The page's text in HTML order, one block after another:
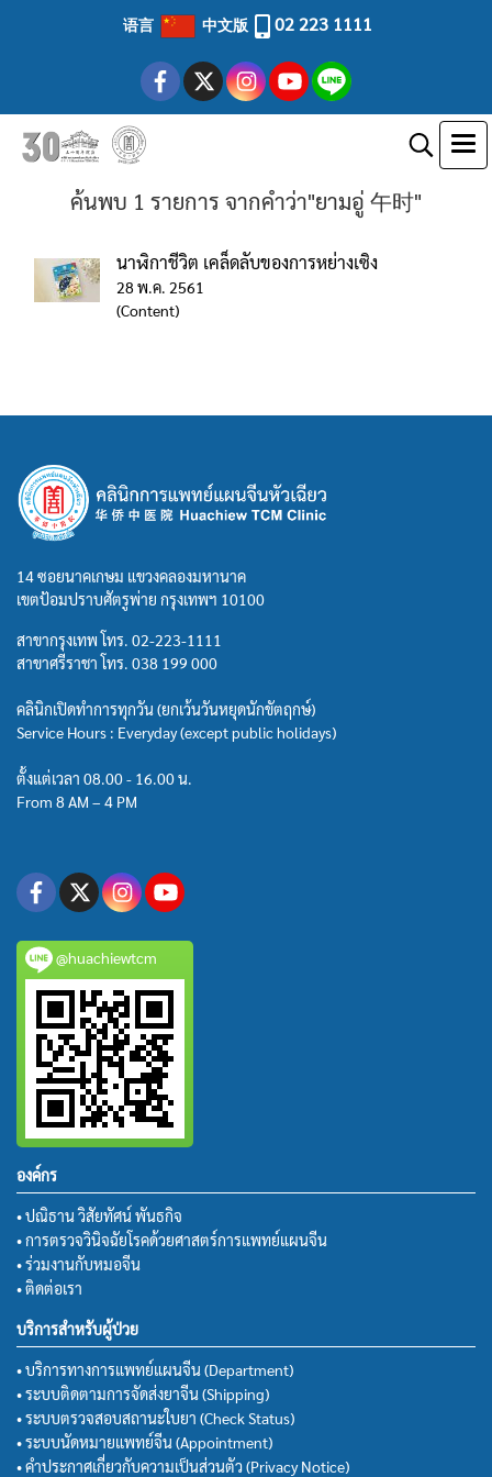
语言 中文版 02 223 1111
ค้นพบ 1 รายการ จากคำว่า"ยามอู่ 午时"
นาฬิกาชีวิต เคล็ดลับของการหย่างเซิง
28 พ.ค. 2561
(Content)
14 ซอยนาคเกษม แขวงคลองมหานาค
เขตป้อมปราบศัตรูพ่าย กรุงเทพฯ 10100
สาขากรุงเทพ โทร. 02-223-1111
สาขาศรีราชา โทร. 038 199 000
คลินิกเปิดทำการทุกวัน (ยกเว้นวันหยุดนักขัตฤกษ์)
Service Hours : Everyday (except public holidays)
ตั้งแต่เวลา 08.00 - 16.00 น.
From 8 AM – 4 PM
@huachiewtcm
องค์กร
• ปณิธาน วิสัยทัศน์ พันธกิจ
• การตรวจวินิจฉัยโรคด้วยศาสตร์การแพทย์แผนจีน
• ร่วมงานกับหมอจีน
• ติดต่อเรา
บริการสำหรับผู้ป่วย
• บริการทางการแพทย์แผนจีน (Department)
• ระบบติดตามการจัดส่งยาจีน (Shipping)
• ระบบตรวจสอบสถานะใบยา (Check Status)
• ระบบนัดหมายแพทย์จีน (Appointment)
• คำประกาศเกี่ยวกับความเป็นส่วนตัว (Privacy Notice)